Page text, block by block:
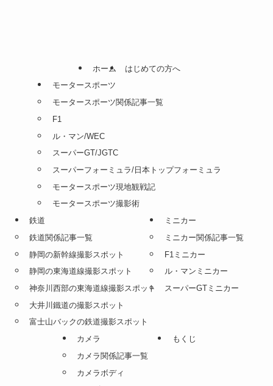
ホーム
はじめての方へ
モータースポーツ
モータースポーツ関係記事一覧
F1
ル・マン/WEC
スーパーGT/JGTC
スーパーフォーミュラ/日本トップフォーミュラ
モータースポーツ現地観戦記
モータースポーツ撮影術
鉄道
鉄道関係記事一覧
静岡の新幹線撮影スポット
静岡の東海道線撮影スポット
神奈川西部の東海道線撮影スポット
大井川鐵道の撮影スポット
富士山バックの鉄道撮影スポット
ミニカー
ミニカー関係記事一覧
F1ミニカー
ル・マンミニカー
スーパーGTミニカー
カメラ
カメラ関係記事一覧
カメラボディ
もくじ